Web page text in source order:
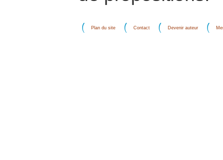
Plan du site Contact Devenir auteur